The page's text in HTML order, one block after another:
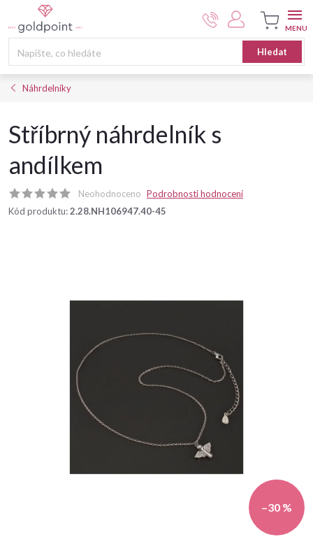
na
Hledat
Nákupní
košík
Náhrdelníky
Stříbrný náhrdelník s
andílkem
Neohodnoceno Podrobnosti hodnocení
Kód produktu:2.28.NH106947.40-45
–30 %